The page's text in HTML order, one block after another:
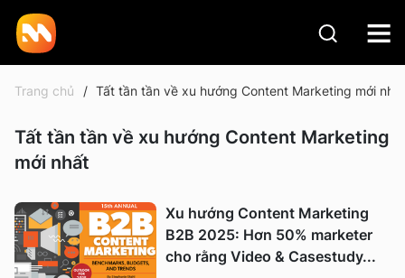
Trang chủ Tất tần tần về xu hướng Content Marketing mới nhất
Tất tần tần về xu hướng Content Marketing
mới nhất
Xu hướng Content Marketing
B2B 2025: Hơn 50% marketer
cho rằng Video & Casestudy...